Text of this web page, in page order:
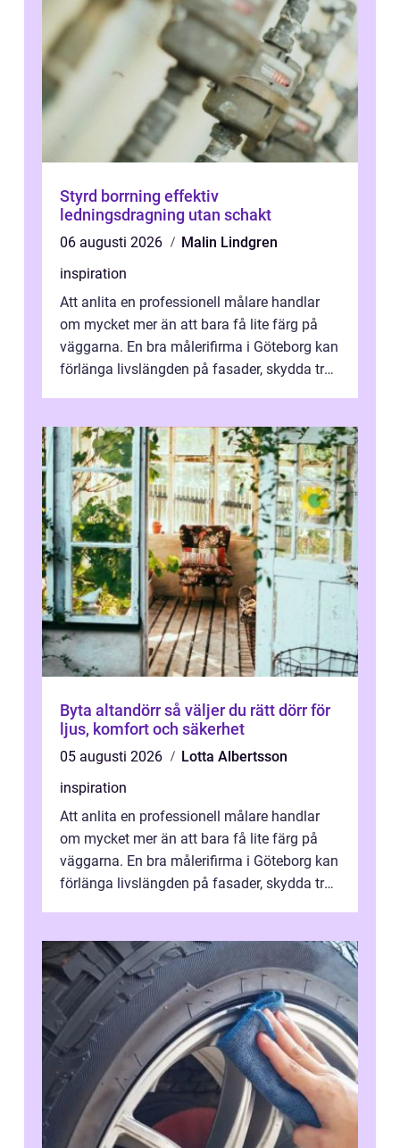
Styrd borrning effektiv
ledningsdragning utan schakt
06 augusti 2026
Malin Lindgren
inspiration
Att anlita en professionell målare handlar
om mycket mer än att bara få lite färg på
väggarna. En bra målerifirma i Göteborg kan
förlänga livslängden på fasader, skydda trä
Byta altandörr så väljer du rätt dörr för
ljus, komfort och säkerhet
05 augusti 2026
Lotta Albertsson
inspiration
Att anlita en professionell målare handlar
om mycket mer än att bara få lite färg på
väggarna. En bra målerifirma i Göteborg kan
förlänga livslängden på fasader, skydda trä